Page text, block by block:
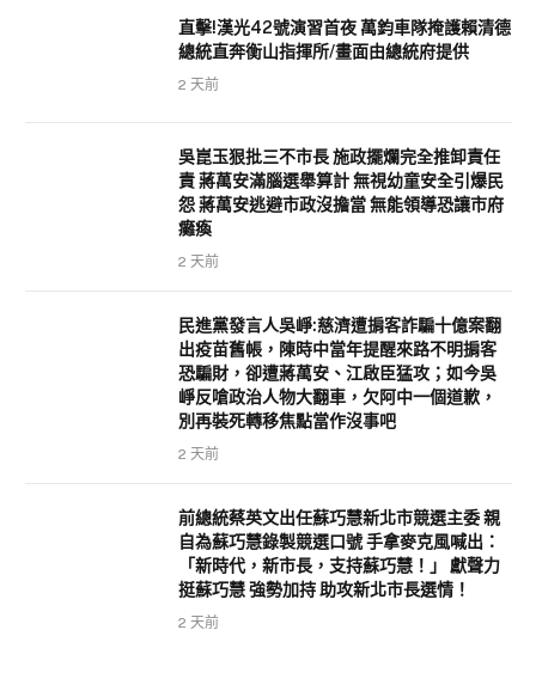
直擊!漢光42號演習首夜 萬鈞車隊掩護賴清德
總統直奔衡山指揮所/畫面由總統府提供
2 天前
吳崑玉狠批三不市長 施政擺爛完全推卸責任
責 蔣萬安滿腦選舉算計 無視幼童安全引爆民
怨 蔣萬安逃避市政沒擔當 無能領導恐讓市府
癱瘓
2 天前
民進黨發言人吳崢:慈濟遭掮客詐騙十億案翻
出疫苗舊帳，陳時中當年提醒來路不明掮客
恐騙財，卻遭蔣萬安、江啟臣猛攻；如今吳
崢反嗆政治人物大翻車，欠阿中一個道歉，
別再裝死轉移焦點當作沒事吧
2 天前
前總統蔡英文出任蘇巧慧新北市競選主委 親
自為蘇巧慧錄製競選口號 手拿麥克風喊出：
「新時代，新市長，支持蘇巧慧！」 獻聲力
挺蘇巧慧 強勢加持 助攻新北市長選情！
2 天前